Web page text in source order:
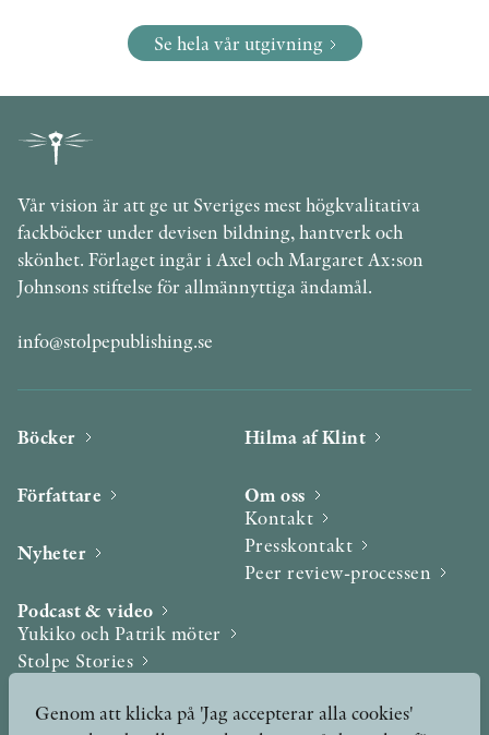
Se hela vår utgivning
Vår vision är att ge ut Sveriges mest högkvalitativa
fackböcker under devisen bildning, hantverk och
skönhet. Förlaget ingår i Axel och Margaret Ax:son
Johnsons stiftelse för allmännyttiga ändamål.
info@stolpepublishing.se
Böcker
Författare
Nyheter
Podcast & video
Yukiko och Patrik möter
Stolpe Stories
Hilma af Klint
Om oss
Kontakt
Presskontakt
Peer review-processen
Genom att klicka på 'Jag accepterar alla cookies'